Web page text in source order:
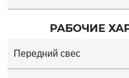
РАБОЧИЕ
Передний свес